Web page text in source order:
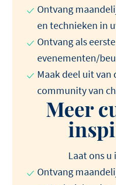
Ontvang
en technieken in
Ontvang als
evenementen/
Maak deel uit van
community van
Meer
Laat ons u
Ontvang